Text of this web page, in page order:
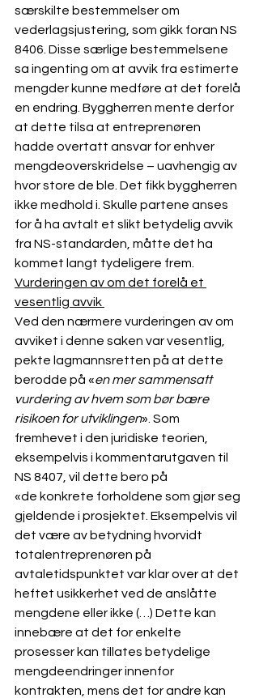
særskilte bestemmelser om
vederlagsjustering, som gikk foran NS
8406. Disse særlige bestemmelsene
sa ingenting om at avvik fra estimerte
mengder kunne medføre at det forelå
en endring. Byggherren mente derfor
at dette tilsa at entreprenøren
hadde overtatt ansvar for enhver
mengdeoverskridelse – uavhengig av
hvor store de ble. Det fikk byggherren
ikke medhold i. Skulle partene anses
for å ha avtalt et slikt betydelig avvik
fra NS-standarden, måtte det ha
kommet langt tydeligere frem.
Vurderingen av om det forelå et
vesentlig avvik
Ved den nærmere vurderingen av om
avviket i denne saken var vesentlig,
pekte lagmannsretten på at dette
berodde på «en mer sammensatt
vurdering av hvem som bør bære
risikoen for utviklingen». Som
fremhevet i den juridiske teorien,
eksempelvis i kommentarutgaven til
NS 8407, vil dette bero på
«de konkrete forholdene som gjør seg
gjeldende i prosjektet. Eksempelvis vil
det være av betydning hvorvidt
totalentreprenøren på
avtaletidspunktet var klar over at det
heftet usikkerhet ved de anslåtte
mengdene eller ikke (…) Dette kan
innebære at det for enkelte
prosesser kan tillates betydelige
mengdeendringer innenfor
kontrakten, mens det for andre kan